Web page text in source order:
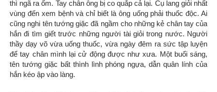
thì ngã ra ốm. Tay chân ông bị co quắp cả lại. Cụ lang giỏi nhất
vùng đến xem bệnh và chỉ biết là ông uống phải thuốc độc. Ai
cũng nghi tên tướng giặc đã ngầm cho những kẻ chân tay của
hắn đi tìm giết trước những người tài giỏi trong nước. Người
thầy dạy võ vừa uống thuốc, vừa ngày đêm ra sức tập luyện
để tay chân mình lại cử động được như xưa. Một buổi sáng,
tên tướng giặc bất thình lình phóng ngựa, dẫn quân lính của
hắn kéo ập vào làng.